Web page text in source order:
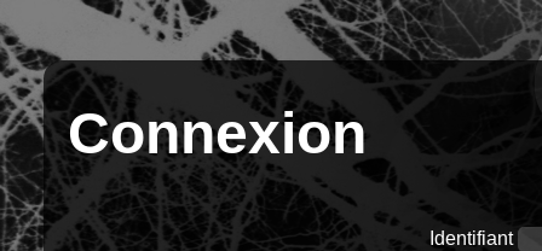
Connexion
Identifiant